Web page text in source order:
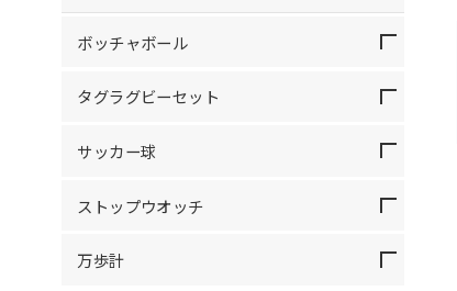
ボッチャボール
タグラグビーセット
サッカー球
ストップウオッチ
万歩計